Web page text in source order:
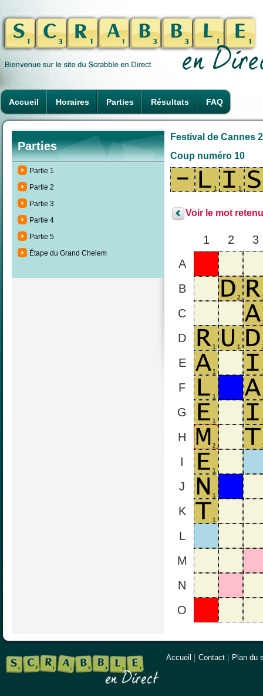
Accueil Horaires Parties Résultats FAQ
Parties
Partie 1
Partie 2
Partie 3
Partie 4
Partie 5
Étape du Grand Chelem
Festival de Cannes
Coup numéro 10
Voir le mot
1 2
3
A
B
C
D
E
F
G
H
I
J
K
L
M
N
O
Accueil Contact Plan du